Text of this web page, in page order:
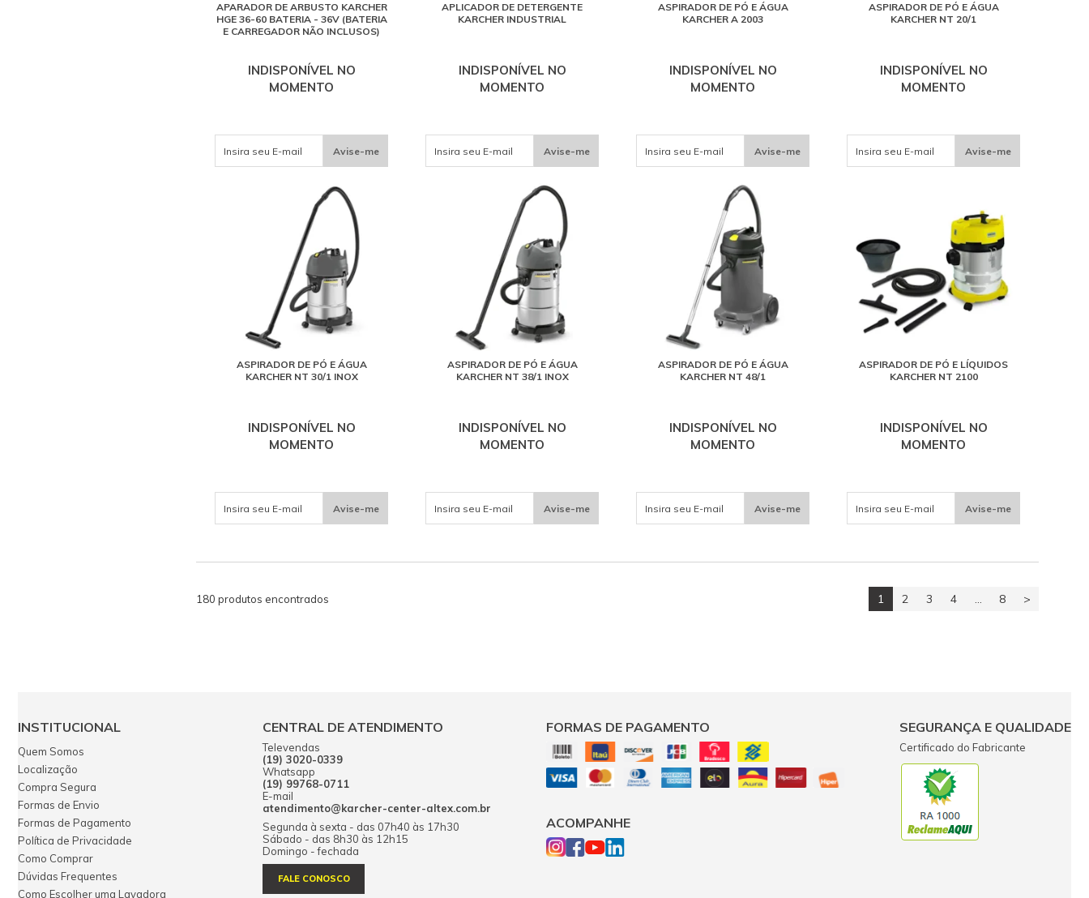
APARADOR DE ARBUSTO KARCHER
HGE 36-60 BATERIA - 36V (BATERIA
E CARREGADOR NÃO INCLUSOS)
INDISPONÍVEL NO
MOMENTO
Avise-me
APLICADOR DE DETERGENTE
KARCHER INDUSTRIAL
INDISPONÍVEL NO
MOMENTO
Avise-me
ASPIRADOR DE PÓ E ÁGUA
KARCHER A 2003
INDISPONÍVEL NO
MOMENTO
Avise-me
ASPIRADOR DE PÓ E ÁGUA
KARCHER NT 20/1
INDISPONÍVEL NO
MOMENTO
Avise-me
ASPIRADOR DE PÓ E ÁGUA
KARCHER NT 30/1 INOX
INDISPONÍVEL NO
MOMENTO
Avise-me
ASPIRADOR DE PÓ E ÁGUA
KARCHER NT 38/1 INOX
INDISPONÍVEL NO
MOMENTO
Avise-me
ASPIRADOR DE PÓ E ÁGUA
KARCHER NT 48/1
INDISPONÍVEL NO
MOMENTO
Avise-me
ASPIRADOR DE PÓ E LÍQUIDOS
KARCHER NT 2100
INDISPONÍVEL NO
MOMENTO
Avise-me
180 produtos encontrados 1 2 3 4 ... 8 >
INSTITUCIONAL
Quem Somos
Localização
Compra Segura
Formas de Envio
Formas de Pagamento
Política de Privacidade
Como Comprar
Dúvidas Frequentes
Como Escolher uma Lavadora
CENTRAL DE ATENDIMENTO
Televendas
(19) 3020-0339
Whatsapp
(19) 99768-0711
E-mail
atendimento@karcher-center-altex.com.br
Segunda à sexta - das 07h40 às 17h30
Sábado - das 8h30 às 12h15
Domingo - fechada
FALE CONOSCO
FORMAS DE PAGAMENTO
ACOMPANHE
SEGURANÇA E QUALIDADE
Certificado do Fabricante